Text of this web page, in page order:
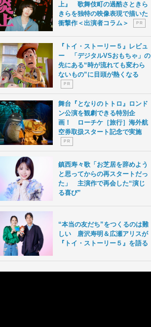
上』 歌舞伎町の過酷さときら
きらを独特の映像表現で描いた
衝撃作＜出演者コラム＞
P R
『トイ・ストーリー５』レビュ
ー 「デジタルVSおもちゃ」の
先にある“時が流れても変わら
ないもの”に目頭が熱くなる
P R
舞台『となりのトトロ』ロンド
ン公演を観劇できる特別企
画！ ローチケ［旅行］海外航
空券取扱スタート記念で実施
P R
鎮西寿々歌「お芝居を辞めよう
と思ってからの再スタートだっ
た」 主演作で再会した“演じ
る喜び”
“本当の友だち”をつくるのは難
しい 唐沢寿明＆広瀬アリスが
『トイ・ストーリー５』を語る